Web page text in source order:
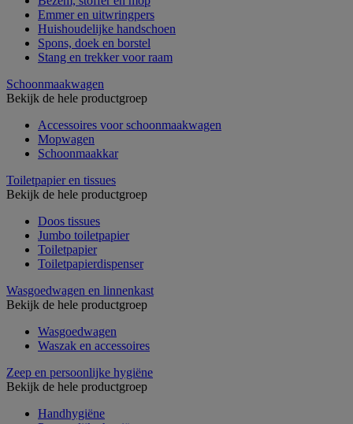
Emmer en uitwringpers
Huishoudelijke handschoen
Spons, doek en borstel
Stang en trekker voor raam
Schoonmaakwagen
Bekijk de hele productgroep
Accessoires voor schoonmaakwagen
Mopwagen
Schoonmaakkar
Toiletpapier en tissues
Bekijk de hele productgroep
Doos tissues
Jumbo toiletpapier
Toiletpapier
Toiletpapierdispenser
Wasgoedwagen en linnenkast
Bekijk de hele productgroep
Wasgoedwagen
Waszak en accessoires
Zeep en persoonlijke hygiëne
Bekijk de hele productgroep
Handhygiëne